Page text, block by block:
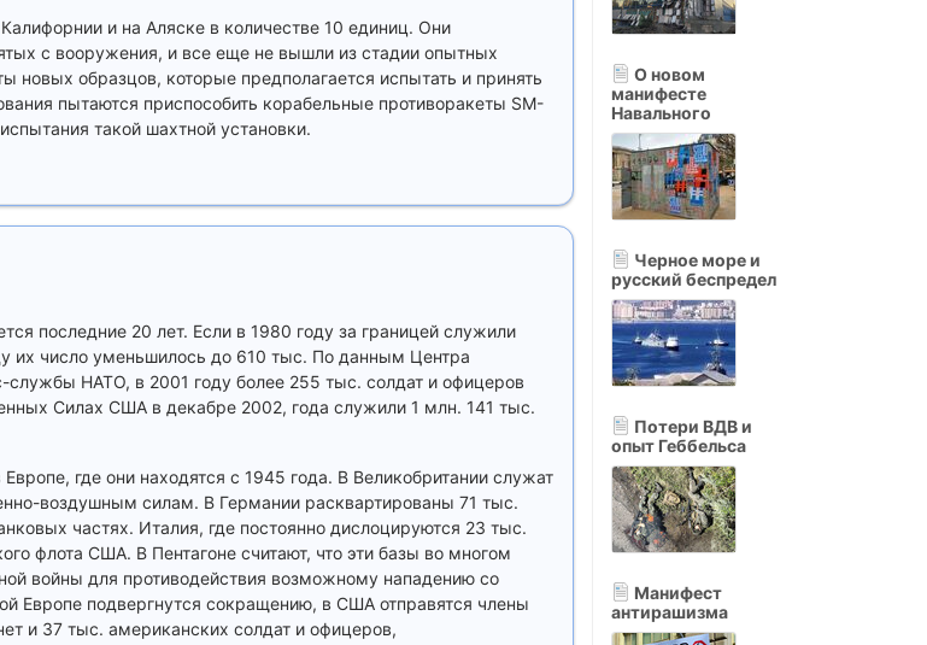
и на Аляске в количестве 10 единиц. Они
с вооружения, и все еще не вышли из стадии опытных
образцов, которые предполагается испытать и принять
пытаются приспособить корабельные противоракеты SM-
такой шахтной установки.
последние 20 лет. Если в 1980 году за границей служили
их число уменьшилось до 610 тыс. По данным Центра
НАТО, в 2001 году более 255 тыс. солдат и офицеров
Силах США в декабре 2002, года служили 1 млн. 141 тыс.
где они находятся с 1945 года. В Великобритании служат
воздушным силам. В Германии расквартированы 71 тыс.
частях. Италия, где постоянно дислоцируются 23 тыс.
флота США. В Пентагоне считают, что эти базы во многом
войны для противодействия возможному нападению со
Европе подвергнутся сокращению, в США отправятся члены
и 37 тыс. американских солдат и офицеров,
О новом
манифесте
Навального
Черное море и
русский беспредел
Потери ВДВ и
опыт Геббельса
Манифест
антирашизма